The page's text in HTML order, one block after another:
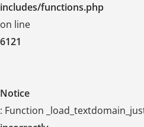
includes/functions.php
on line
6121
Notice
: Function